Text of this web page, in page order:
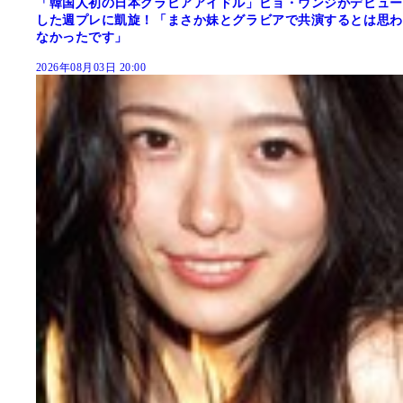
「韓国人初の日本グラビアアイドル」ピョ・ウンジがデビュー
した週プレに凱旋！「まさか妹とグラビアで共演するとは思わ
なかったです」
2026年08月03日 20:00